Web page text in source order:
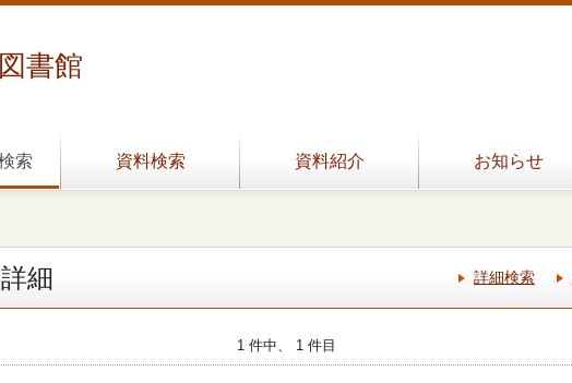
書館
索 資料検索 資料紹介 お知らせ
細 詳細検索
1 件中、 1 件目